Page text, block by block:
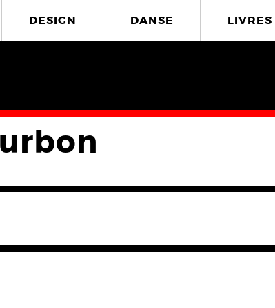
DESIGN DANSE LIVRES